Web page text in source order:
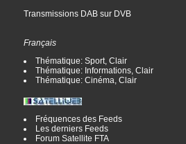
Transmissions DAB sur DVB
Français
Thématique: Sport, Clair
Thématique: Informations, Clair
Thématique: Cinéma, Clair
Fréquences des Feeds
Les derniers Feeds
Forum Satellite FTA